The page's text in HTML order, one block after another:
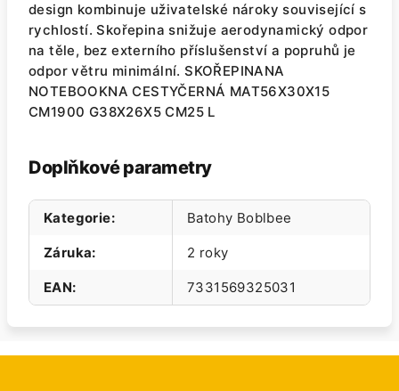
design kombinuje uživatelské nároky související s
rychlostí. Skořepina snižuje aerodynamický odpor
na těle, bez externího příslušenství a popruhů je
odpor větru minimální. SKOŘEPINANA
NOTEBOOKNA CESTYČERNÁ MAT56X30X15
CM1900 G38X26X5 CM25 L
Doplňkové parametry
Kategorie: Batohy Boblbee
Záruka: 2 roky
EAN: 7331569325031